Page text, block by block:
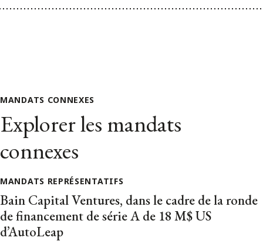
MANDATS CONNEXES
Explorer les mandats
connexes
MANDATS REPRÉSENTATIFS
Bain Capital Ventures, dans le cadre de la ronde
de financement de série A de 18 M$ US
d’AutoLeap